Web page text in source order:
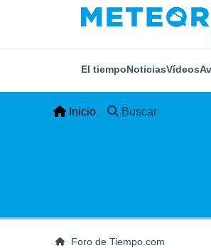
El tiempoNoticiasVídeos
Inicio Buscar
Foro de Tiempo.com